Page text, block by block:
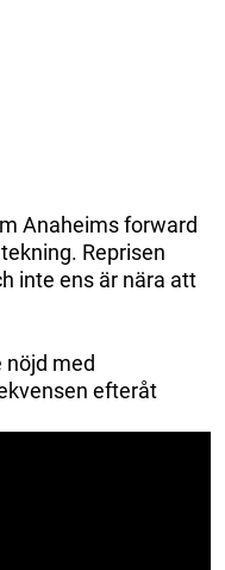
Anaheims forward
Reprisen
inte ens är nära att
nöjd med
efteråt